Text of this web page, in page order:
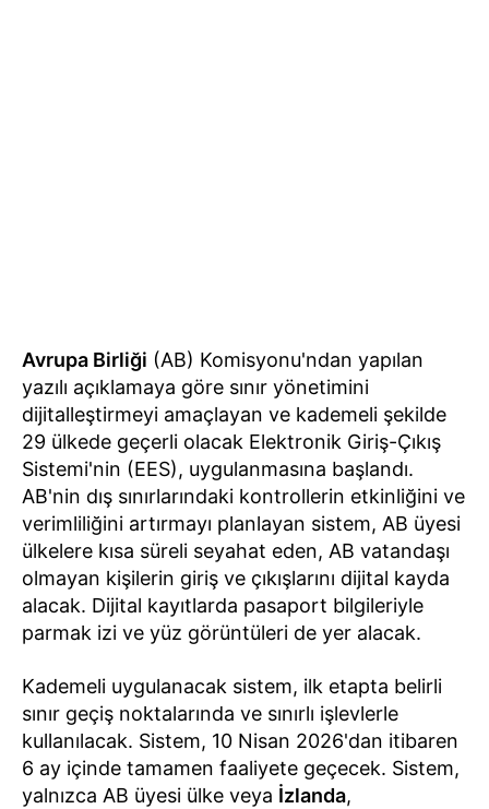
Avrupa Birliği (AB) Komisyonu'ndan yapılan
yazılı açıklamaya göre sınır yönetimini
dijitalleştirmeyi amaçlayan ve kademeli şekilde
29 ülkede geçerli olacak Elektronik Giriş-Çıkış
Sistemi'nin (EES), uygulanmasına başlandı.
AB'nin dış sınırlarındaki kontrollerin etkinliğini ve
verimliliğini artırmayı planlayan sistem, AB üyesi
ülkelere kısa süreli seyahat eden, AB vatandaşı
olmayan kişilerin giriş ve çıkışlarını dijital kayda
alacak. Dijital kayıtlarda pasaport bilgileriyle
parmak izi ve yüz görüntüleri de yer alacak.
Kademeli uygulanacak sistem, ilk etapta belirli
sınır geçiş noktalarında ve sınırlı işlevlerle
kullanılacak. Sistem, 10 Nisan 2026'dan itibaren
6 ay içinde tamamen faaliyete geçecek. Sistem,
yalnızca AB üyesi ülke veya İzlanda,